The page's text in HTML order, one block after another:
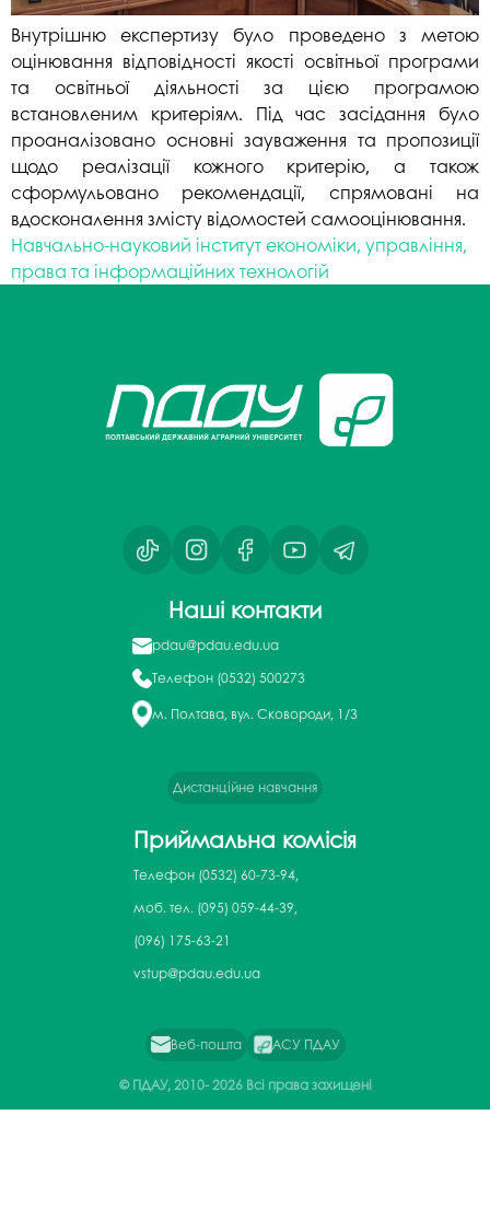
Внутрішню експертизу було проведено з метою
оцінювання відповідності якості освітньої програми
та освітньої діяльності за цією програмою
встановленим критеріям. Під час засідання було
проаналізовано основні зауваження та пропозиції
щодо реалізації кожного критерію, а також
сформульовано рекомендації, спрямовані на
вдосконалення змісту відомостей самооцінювання.
Навчально-науковий інститут економіки, управління,
права та інформаційних технологій
Наші контакти
pdau@pdau.edu.ua
Телефон (0532) 500273
м. Полтава, вул. Сковороди, 1/3
Дистанційне навчання
Приймальна комісія
Телефон (0532) 60-73-94,
моб. тел. (095) 059-44-39,
(096) 175-63-21
vstup@pdau.edu.ua
Веб-пошта АСУ ПДАУ
© ПДАУ, 2010-2026 Всі права захищені